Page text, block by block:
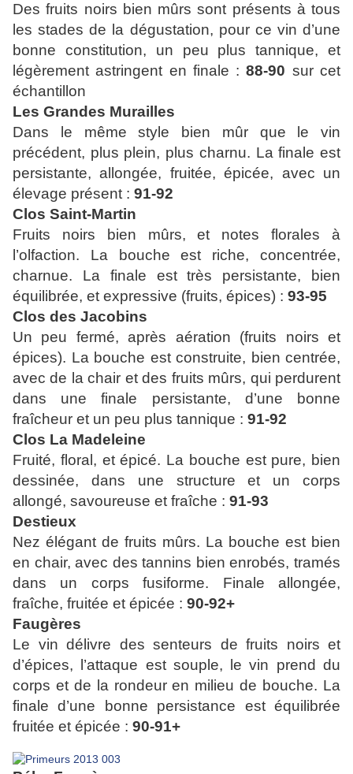
Des fruits noirs bien mûrs sont présents à tous
les stades de la dégustation, pour ce vin d’une
bonne constitution, un peu plus tannique, et
légèrement astringent en finale :88-90 sur cet
échantillon
Les Grandes Murailles
Dans le même style bien mûr que le vin
précédent, plus plein, plus charnu. La finale est
persistante, allongée, fruitée, épicée, avec un
élevage présent : 91-92
Clos Saint-Martin
Fruits noirs bien mûrs, et notes florales à
l’olfaction. La bouche est riche, concentrée,
charnue. La finale est très persistante, bien
équilibrée, et expressive (fruits, épices) : 93-95
Clos des Jacobins
Un peu fermé, après aération (fruits noirs et
épices). La bouche est construite, bien centrée,
avec de la chair et des fruits mûrs, qui perdurent
dans une finale persistante, d’une bonne
fraîcheur et un peu plus tannique : 91-92
Clos La Madeleine
Fruité, floral, et épicé. La bouche est pure, bien
dessinée, dans une structure et un corps
allongé, savoureuse et fraîche : 91-93
Destieux
Nez élégant de fruits mûrs. La bouche est bien
en chair, avec des tannins bien enrobés, tramés
dans un corps fusiforme. Finale allongée,
fraîche, fruitée et épicée : 90-92+
Faugères
Le vin délivre des senteurs de fruits noirs et
d’épices, l’attaque est souple, le vin prend du
corps et de la rondeur en milieu de bouche. La
finale d’une bonne persistance est équilibrée
fruitée et épicée : 90-91+